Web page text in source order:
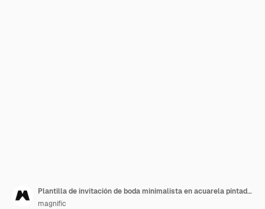
Plantilla de invitación de boda minimalista en acuarela pintada a mano
magnific